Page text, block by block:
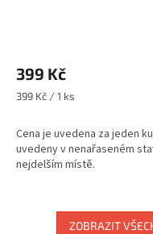
399 Kč
Měrná
399 Kč / 1 ks
Cena je uvedena za jeden
uvedeny v nenařaseném
nejdelším místě.
ZOBRAZIT